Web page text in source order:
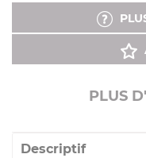
PLUS
Descriptif